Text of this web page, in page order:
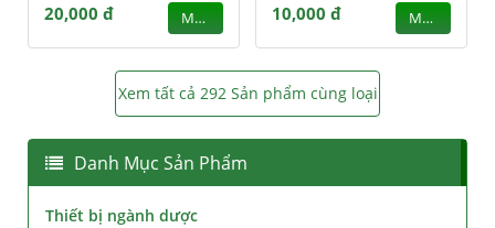
20,000 đ MUA 10,000 đ MUA
Xem tất cả 292 Sản phẩm cùng loại
Danh Mục Sản Phẩm
Thiết bị ngành dược